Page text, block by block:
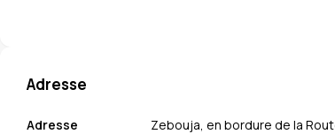
Adresse
Adresse Zebouja, en bordure de la